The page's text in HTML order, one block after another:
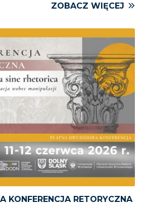
ZOBACZ WIĘCEJ
KONFERENCJA RETORYCZNA